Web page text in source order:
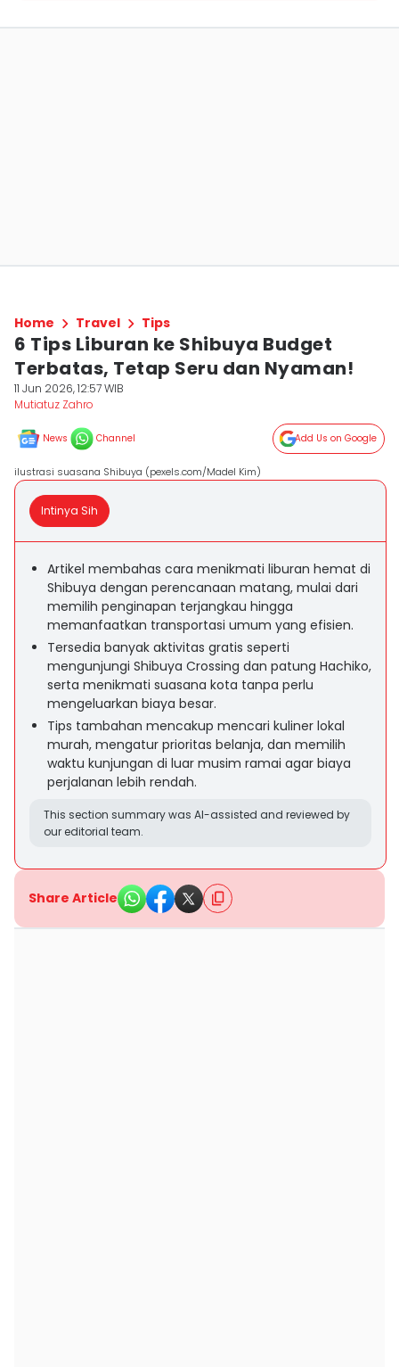
Home Travel Tips
6 Tips Liburan ke Shibuya Budget
Terbatas, Tetap Seru dan Nyaman!
11 Jun 2026, 12:57 WIB
Mutiatuz Zahro
News Channel Add Us on Google
ilustrasi suasana Shibuya (pexels.com/Madel Kim)
Intinya Sih
Artikel membahas cara menikmati liburan hemat di
Shibuya dengan perencanaan matang, mulai dari
memilih penginapan terjangkau hingga
memanfaatkan transportasi umum yang efisien.
Tersedia banyak aktivitas gratis seperti
mengunjungi Shibuya Crossing dan patung Hachiko,
serta menikmati suasana kota tanpa perlu
mengeluarkan biaya besar.
Tips tambahan mencakup mencari kuliner lokal
murah, mengatur prioritas belanja, dan memilih
waktu kunjungan di luar musim ramai agar biaya
perjalanan lebih rendah.
This section summary was AI-assisted and reviewed by
our editorial team.
Share Article